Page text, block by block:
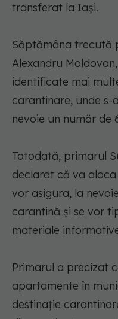
transferat la Iaşi.
Săptămâna trecută
Alexandru
identificate mai
carantinare, unde
nevoie un număr de
Totodată, primarul
declarat că va aloca
vor asigura, la
carantină şi se vor
materiale
Primarul a precizat
apartamente în
destinaţie